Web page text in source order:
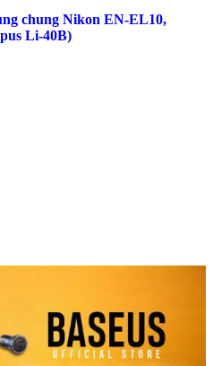
chung Nikon EN-EL10,
Li-40B)